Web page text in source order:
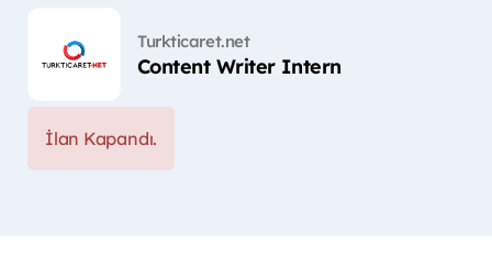
Turkticaret.net
Content Writer Intern
İlan Kapandı.